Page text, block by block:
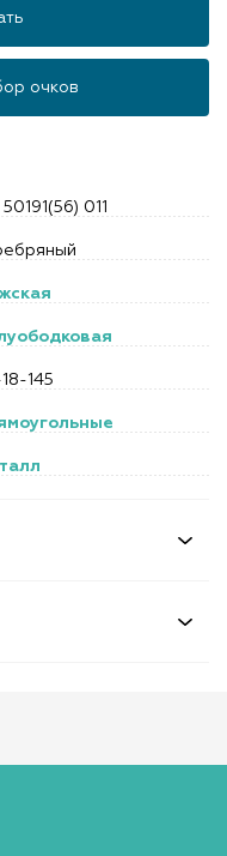
очков
50191(56) 011
145